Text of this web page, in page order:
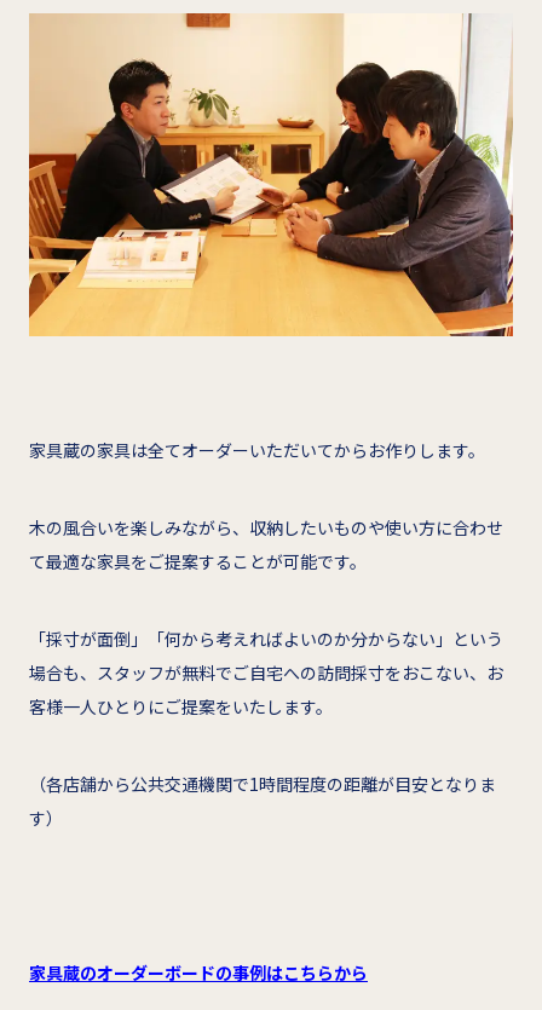
家具蔵の家具は全てオーダーいただいてからお作りします。
木の風合いを楽しみながら、収納したいものや使い方に合わせ
て最適な家具をご提案することが可能です。
「採寸が面倒」「何から考えればよいのか分からない」という
場合も、スタッフが無料でご自宅への訪問採寸をおこない、お
客様一人ひとりにご提案をいたします。
（各店舗から公共交通機関で1時間程度の距離が目安となりま
す）
家具蔵のオーダーボードの事例はこちらから